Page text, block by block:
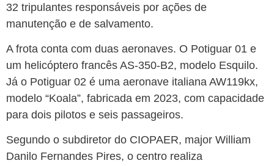
32 tripulantes responsáveis por ações de
manutenção e de salvamento.
A frota conta com duas aeronaves. O Potiguar 01 e
um helicóptero francês AS-350-B2, modelo Esquilo.
Já o Potiguar 02 é uma aeronave italiana AW119kx,
modelo “Koala”, fabricada em 2023, com capacidade
para dois pilotos e seis passageiros.
Segundo o subdiretor do CIOPAER, major William
Danilo Fernandes Pires, o centro realiza